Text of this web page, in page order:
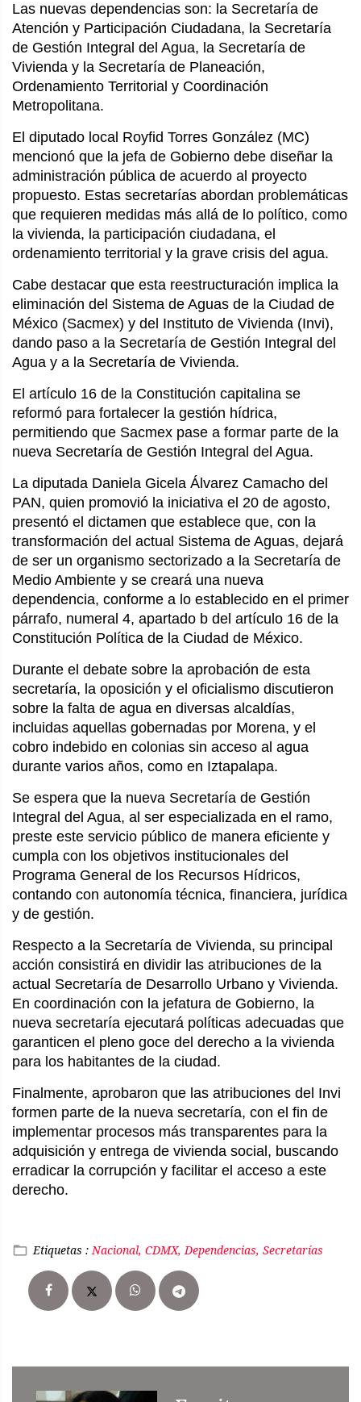
Las nuevas dependencias son: la Secretaría de
Atención y Participación Ciudadana, la Secretaría
de Gestión Integral del Agua, la Secretaría de
Vivienda y la Secretaría de Planeación,
Ordenamiento Territorial y Coordinación
Metropolitana.
El diputado local Royfid Torres González (MC)
mencionó que la jefa de Gobierno debe diseñar la
administración pública de acuerdo al proyecto
propuesto. Estas secretarías abordan problemáticas
que requieren medidas más allá de lo político, como
la vivienda, la participación ciudadana, el
ordenamiento territorial y la grave crisis del agua.
Cabe destacar que esta reestructuración implica la
eliminación del Sistema de Aguas de la Ciudad de
México (Sacmex) y del Instituto de Vivienda (Invi),
dando paso a la Secretaría de Gestión Integral del
Agua y a la Secretaría de Vivienda.
El artículo 16 de la Constitución capitalina se
reformó para fortalecer la gestión hídrica,
permitiendo que Sacmex pase a formar parte de la
nueva Secretaría de Gestión Integral del Agua.
La diputada Daniela Gicela Álvarez Camacho del
PAN, quien promovió la iniciativa el 20 de agosto,
presentó el dictamen que establece que, con la
transformación del actual Sistema de Aguas, dejará
de ser un organismo sectorizado a la Secretaría de
Medio Ambiente y se creará una nueva
dependencia, conforme a lo establecido en el primer
párrafo, numeral 4, apartado b del artículo 16 de la
Constitución Política de la Ciudad de México.
Durante el debate sobre la aprobación de esta
secretaría, la oposición y el oficialismo discutieron
sobre la falta de agua en diversas alcaldías,
incluidas aquellas gobernadas por Morena, y el
cobro indebido en colonias sin acceso al agua
durante varios años, como en Iztapalapa.
Se espera que la nueva Secretaría de Gestión
Integral del Agua, al ser especializada en el ramo,
preste este servicio público de manera eficiente y
cumpla con los objetivos institucionales del
Programa General de los Recursos Hídricos,
contando con autonomía técnica, financiera, jurídica
y de gestión.
Respecto a la Secretaría de Vivienda, su principal
acción consistirá en dividir las atribuciones de la
actual Secretaría de Desarrollo Urbano y Vivienda.
En coordinación con la jefatura de Gobierno, la
nueva secretaría ejecutará políticas adecuadas que
garanticen el pleno goce del derecho a la vivienda
para los habitantes de la ciudad.
Finalmente, aprobaron que las atribuciones del Invi
formen parte de la nueva secretaría, con el fin de
implementar procesos más transparentes para la
adquisición y entrega de vivienda social, buscando
erradicar la corrupción y facilitar el acceso a este
derecho.
Etiquetas :Nacional, CDMX, Dependencias, Secretarías